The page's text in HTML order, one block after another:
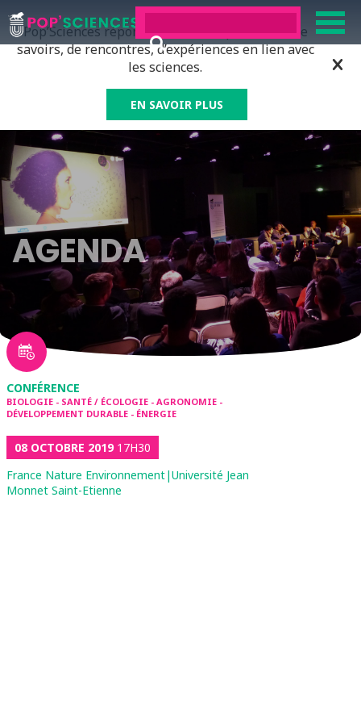
Pop’Sciences répond à tous ceux qui ont soif de
savoirs, de rencontres, d’expériences en lien avec
les sciences.
EN SAVOIR PLUS
AGENDA
CONFÉRENCE
BIOLOGIE - SANTÉ / ÉCOLOGIE - AGRONOMIE -
DÉVELOPPEMENT DURABLE - ÉNERGIE
08 OCTOBRE 201917H30
France Nature Environnement|Université Jean
Monnet Saint-Etienne